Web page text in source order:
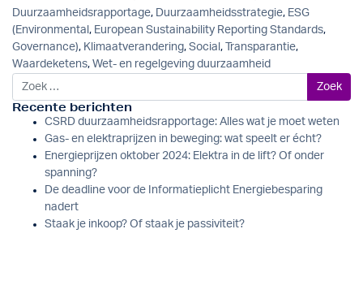
Duurzaamheidsrapportage, Duurzaamheidsstrategie, ESG
(Environmental , European Sustainability Reporting Standards,
Governance), Klimaatverandering, Social , Transparantie,
Waardeketens, Wet- en regelgeving duurzaamheid
Zoek naar:
Recente berichten
CSRD duurzaamheidsrapportage: Alles wat je moet weten
Gas- en elektraprijzen in beweging: wat speelt er écht?
Energieprijzen oktober 2024: Elektra in de lift? Of onder
spanning?
De deadline voor de Informatieplicht Energiebesparing
nadert
Staak je inkoop? Of staak je passiviteit?